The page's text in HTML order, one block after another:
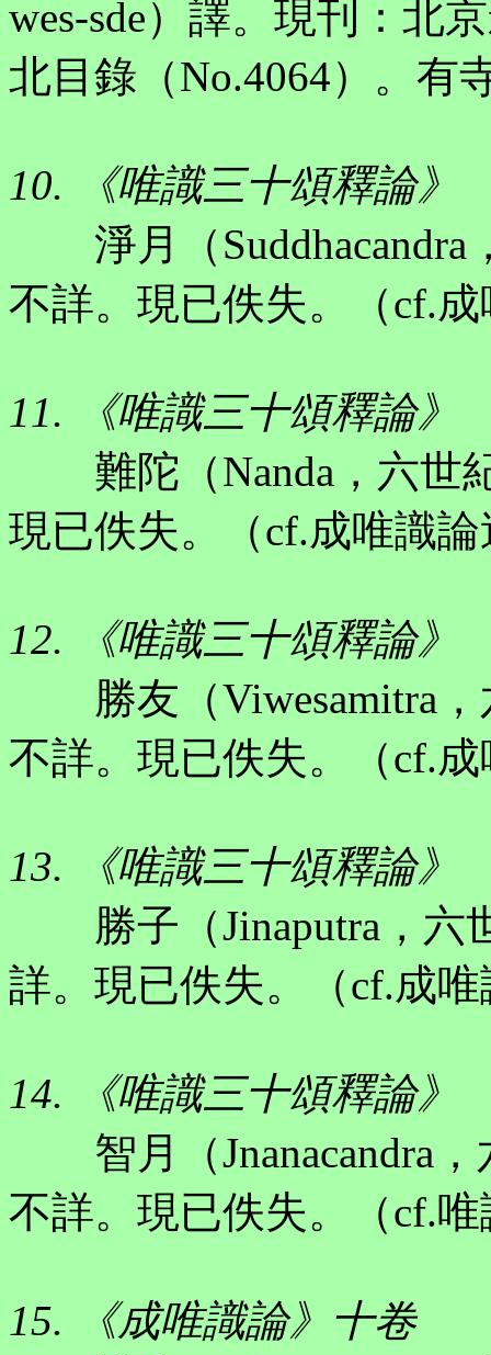
wes-sde）譯。現刊：北
北目錄（No.4064）。有
10. 《唯識三十頌釋論》
淨月（Suddhacandra
不詳。現已佚失。（cf.
11. 《唯識三十頌釋論》
難陀（Nanda，六世
現已佚失。（cf.成唯識
12. 《唯識三十頌釋論》
勝友（Viwesamitra，
不詳。現已佚失。（cf.
13. 《唯識三十頌釋論》
勝子（Jinaputra，六
詳。現已佚失。（cf.成
14. 《唯識三十頌釋論》
智月（Jnanacandra，
不詳。現已佚失。（cf.
15. 《成唯識論》十卷